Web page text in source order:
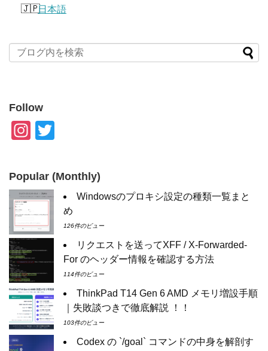
日本語
Follow
In
a
gr
a
m
tt
er
Popular (Monthly)
Windowsのプロキシ設定の種類一覧まと
め
126件のビュー
リクエストを送ってXFF / X-Forwarded-
For のヘッダー情報を確認する方法
114件のビュー
ThinkPad T14 Gen 6 AMD メモリ増設手順
｜失敗談つきで徹底解説 ！！
103件のビュー
Codex の `/goal` コマンドの中身を解剖す